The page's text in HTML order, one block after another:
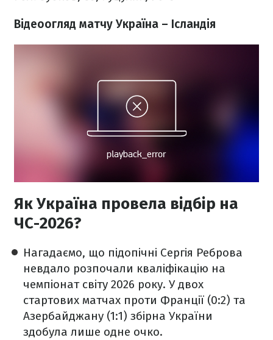
Відеоогляд матчу Україна – Ісландія
Як Україна провела відбір на
ЧС-2026?
Нагадаємо, що підопічні Сергія Реброва
невдало розпочали кваліфікацію на
чемпіонат світу 2026 року. У двох
стартових матчах проти Франції (0:2) та
Азербайджану (1:1) збірна України
здобула лише одне очко.